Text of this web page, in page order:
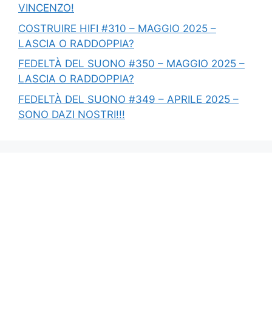
VINCENZO!
COSTRUIRE HIFI #310 – MAGGIO 2025 –
LASCIA O RADDOPPIA?
FEDELTÀ DEL SUONO #350 – MAGGIO 2025 –
LASCIA O RADDOPPIA?
FEDELTÀ DEL SUONO #349 – APRILE 2025 –
SONO DAZI NOSTRI!!!